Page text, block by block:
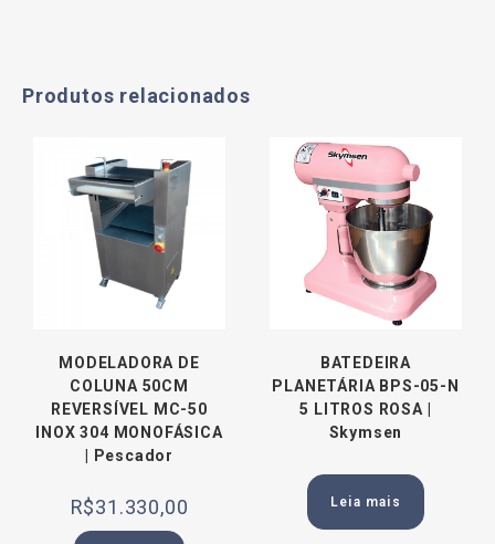
Produtos relacionados
MODELADORA DE
COLUNA 50CM
REVERSÍVEL MC-50
INOX 304 MONOFÁSICA
| Pescador
R$31.330,00
BATEDEIRA
PLANETÁRIA BPS-05-N
5 LITROS ROSA |
Skymsen
Leia mais